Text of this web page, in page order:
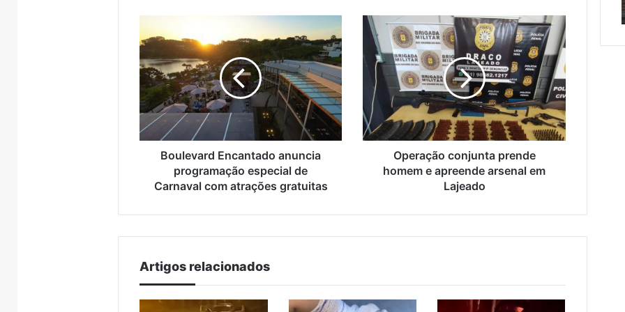
Encantado
programação
especial
de
Carnaval
com
atrações
gratuitasBoulevard Encantado anuncia
programação especial de
Carnaval com atrações gratuitas
Operação
conjunta
prende
homem
apreende
arsenal
em
Lajeado
Operação conjunta prende
homem e apreende arsenal em
Lajeado
Artigos relacionados
adolescentes
Muçum